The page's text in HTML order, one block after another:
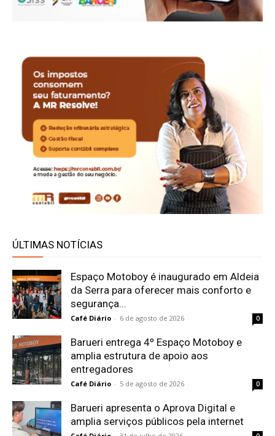
ÚLTIMAS NOTÍCIAS
Espaço Motoboy é inaugurado em Aldeia
da Serra para oferecer mais conforto e
segurança...
Café Diário - 6 de agosto de 2026 0
Barueri entrega 4º Espaço Motoboy e
amplia estrutura de apoio aos
entregadores
Café Diário - 5 de agosto de 2026 0
Barueri apresenta o Aprova Digital e
amplia serviços públicos pela internet